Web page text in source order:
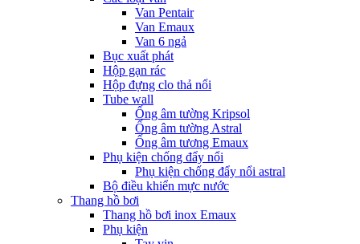
Van Pentair
Van Emaux
Van 6 ngả
Bục xuất phát
Hộp gạn rác
Hộp đựng clo thả nổi
Tube wall
Ống âm tường Kripsol
Ống âm tường Astral
Ống âm tương Emaux
Phụ kiện chống đẩy nổi
Phụ kiện chống đẩy nổi astral
Bộ điều khiển mực nước
Thang hồ bơi
Thang hồ bơi inox Emaux
Phụ kiện